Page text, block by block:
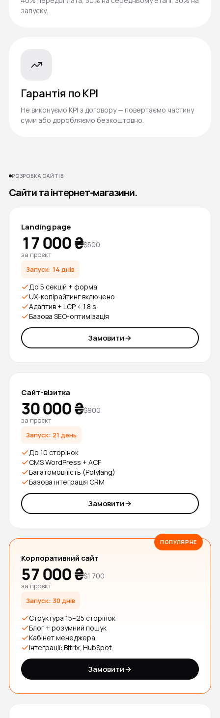
запуску.
Гарантія по KPI
Не виконуємо KPI з договору — повертаємо частину
суми або доробляємо безкоштовно.
РОЗРОБКА САЙТІВ
Сайти та інтернет-магазини.
Landing page
17 000 ₴$500
за проєкт
Запуск: 14 днів
До 5 секцій + форма
UX-копірайтинг включено
Адаптив + LCP < 1.8 s
Базова SEO-оптимізація
Замовити
Сайт-візитка
30 000 ₴$900
за проєкт
Запуск: 21 день
До 10 сторінок
CMS WordPress + ACF
Багатомовність (Polylang)
Базова інтеграція CRM
Замовити
ПОПУЛЯРНЕ
Корпоративний сайт
57 000 ₴$1 700
за проєкт
Запуск: 30 днів
Структура 15–25 сторінок
Блог + розумний пошук
Кабінет менеджера
Інтеграції: Bitrix, HubSpot
Замовити